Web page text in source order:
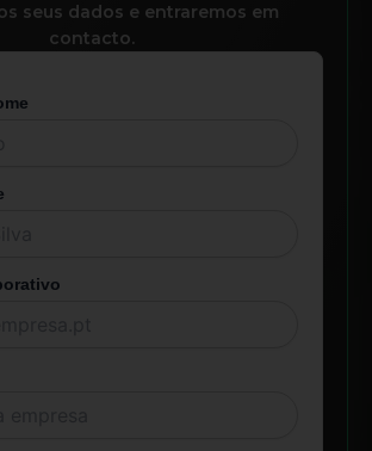
seus dados e entraremos em
contacto.